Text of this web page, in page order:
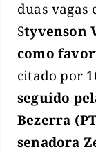
duas vagas
Styvenson
como
citado por
seguido
Bezerra
senadora